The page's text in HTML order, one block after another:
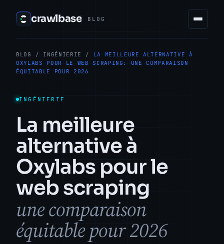
crawlbase BLOG
BLOG / INGÉNIERIE /
LA MEILLEURE ALTERNATIVE À
OXYLABS POUR LE WEB SCRAPING: UNE COMPARAISON
ÉQUITABLE POUR 2026
INGÉNIERIE
La meilleure
alternative à
Oxylabs pour le
web scraping
une comparaison
équitable pour 2026